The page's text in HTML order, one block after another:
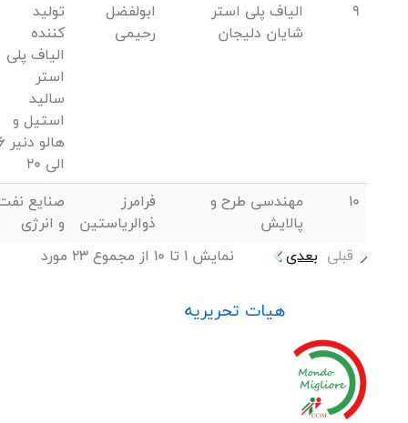
9
الیاف پلی استر
شایان دلیجان
ابولفضل
رحیمی
تولید
کننده
الیاف پلی
استر
سالید
استیل و
هالو
الی 20
10
مهندسی طرح و
پالایش
فرامرز
ذوالریاستین
صنایع
و انرژی
نمایش 1 تا 10 از مجموع 23 مورد
قبلی بعدی
هیات تحریریه